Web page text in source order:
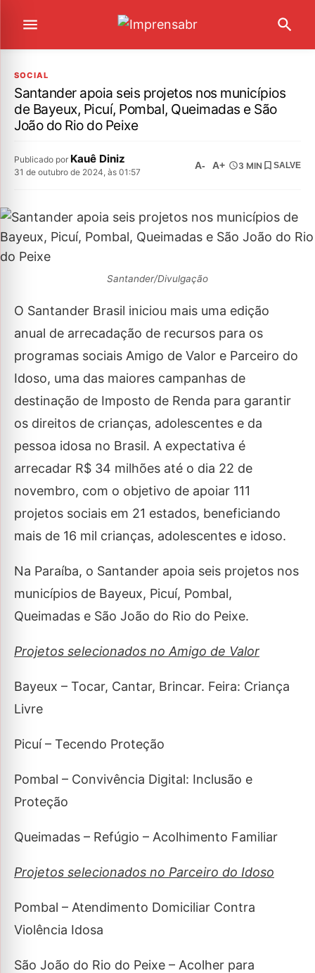
SOCIAL
Santander apoia seis projetos nos municípios
de Bayeux, Picuí, Pombal, Queimadas e São
João do Rio do Peixe
Publicado por Kauê Diniz
31 de outubro de 2024, às 01:57
A- A+ 3 MIN SALVE
Santander/Divulgação
O Santander Brasil iniciou mais uma edição
anual de arrecadação de recursos para os
programas sociais Amigo de Valor e Parceiro do
Idoso, uma das maiores campanhas de
destinação de Imposto de Renda para garantir
os direitos de crianças, adolescentes e da
pessoa idosa no Brasil. A expectativa é
arrecadar R$ 34 milhões até o dia 22 de
novembro, com o objetivo de apoiar 111
projetos sociais em 21 estados, beneficiando
mais de 16 mil crianças, adolescentes e idoso.
Na Paraíba, o Santander apoia seis projetos nos
municípios de Bayeux, Picuí, Pombal,
Queimadas e São João do Rio do Peixe.
Projetos selecionados no Amigo de Valor
Bayeux – Tocar, Cantar, Brincar. Feira: Criança
Livre
Picuí – Tecendo Proteção
Pombal – Convivência Digital: Inclusão e
Proteção
Queimadas – Refúgio – Acolhimento Familiar
Projetos selecionados no Parceiro do Idoso
Pombal – Atendimento Domiciliar Contra
Violência Idosa
São João do Rio do Peixe – Acolher para